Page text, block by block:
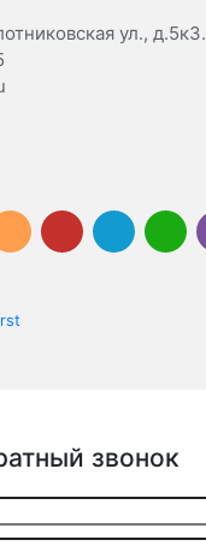
ул., д.5к3.
звонок